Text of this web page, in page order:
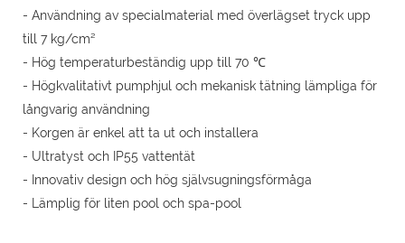
- Användning av specialmaterial med överlägset tryck upp
till 7 kg/cm²
- Hög temperaturbeständig upp till 70 ℃
- Högkvalitativt pumphjul och mekanisk tätning lämpliga för
långvarig användning
- Korgen är enkel att ta ut och installera
- Ultratyst och IP55 vattentät
- Innovativ design och hög självsugningsförmåga
- Lämplig för liten pool och spa-pool